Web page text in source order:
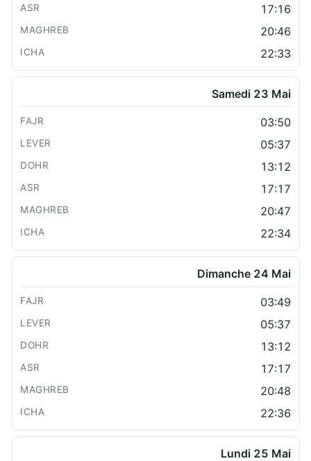
17:16
20:46
22:33
Samedi 23 Mai
03:50
05:37
13:12
17:17
20:47
22:34
Dimanche 24 Mai
03:49
05:37
13:12
17:17
20:48
22:36
Lundi 25 Mai